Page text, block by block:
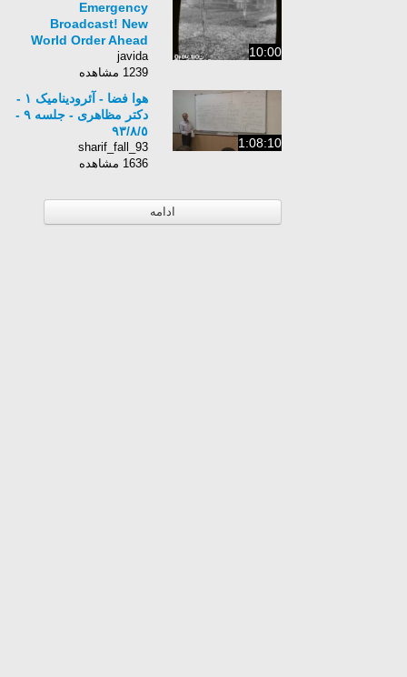
10:00
Emergency
Broadcast! New
World Order Ahead
javida
1239 مشاهده
1:08:10
هوا فضا - آئرودینامیک ۱ -
دکتر مظاهری - جلسه ٩ -
٩٣/٨/٥
sharif_fall_93
1636 مشاهده
ادامه